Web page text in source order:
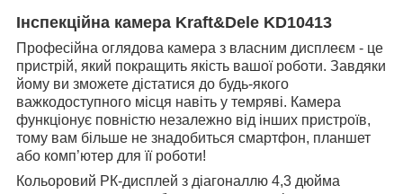
Інспекційна камера Kraft&Dele KD10413
Професійна оглядова камера з власним дисплеєм - це
пристрій, який покращить якість вашої роботи. Завдяки
йому ви зможете дістатися до будь-якого
важкодоступного місця навіть у темряві. Камера
функціонує повністю незалежно від інших пристроїв,
тому вам більше не знадобиться смартфон, планшет
або комп’ютер для її роботи!
Кольоровий РК-дисплей з діагоналлю 4,3 дюйма